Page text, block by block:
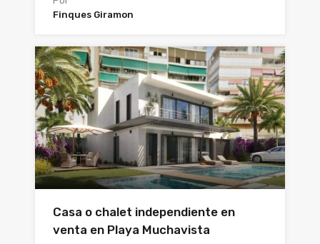
Finques Giramon
Casa o chalet independiente en
venta en Playa Muchavista